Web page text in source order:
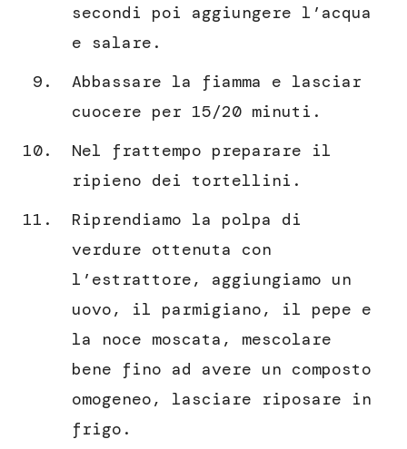
secondi poi aggiungere l’acqua
e salare.
Abbassare la fiamma e lasciar
cuocere per 15/20 minuti.
Nel frattempo preparare il
ripieno dei tortellini.
Riprendiamo la polpa di
verdure ottenuta con
l’estrattore, aggiungiamo un
uovo, il parmigiano, il pepe e
la noce moscata, mescolare
bene fino ad avere un composto
omogeneo, lasciare riposare in
frigo.